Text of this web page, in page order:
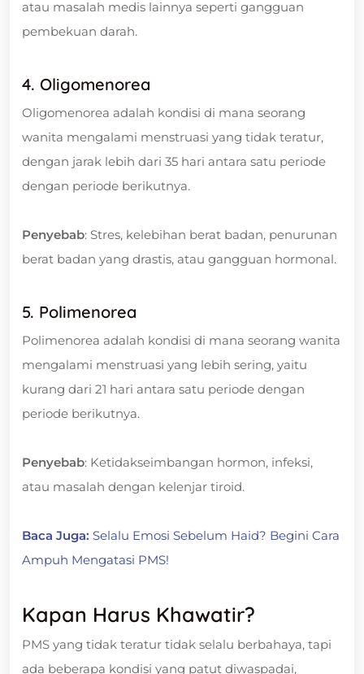
atau masalah medis lainnya seperti gangguan
pembekuan darah.
4. Oligomenorea
Oligomenorea adalah kondisi di mana seorang
wanita mengalami menstruasi yang tidak teratur,
dengan jarak lebih dari 35 hari antara satu periode
dengan periode berikutnya.
Penyebab: Stres, kelebihan berat badan, penurunan
berat badan yang drastis, atau gangguan hormonal.
5. Polimenorea
Polimenorea adalah kondisi di mana seorang wanita
mengalami menstruasi yang lebih sering, yaitu
kurang dari 21 hari antara satu periode dengan
periode berikutnya.
Penyebab: Ketidakseimbangan hormon, infeksi,
atau masalah dengan kelenjar tiroid.
Baca Juga: Selalu Emosi Sebelum Haid? Begini Cara
Ampuh Mengatasi PMS!
Kapan Harus Khawatir?
PMS yang tidak teratur tidak selalu berbahaya, tapi
ada beberapa kondisi yang patut diwaspadai,